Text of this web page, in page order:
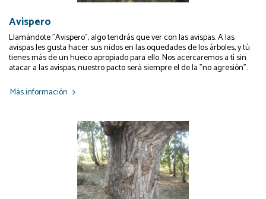
Avispero
Llamándote "Avispero", algo tendrás que ver con las avispas. A las
avispas les gusta hacer sus nidos en las oquedades de los árboles, y tú
tienes más de un hueco apropiado para ello. Nos acercaremos a tí sin
atacar a las avispas, nuestro pacto será siempre el de la "no agresión".
Más información